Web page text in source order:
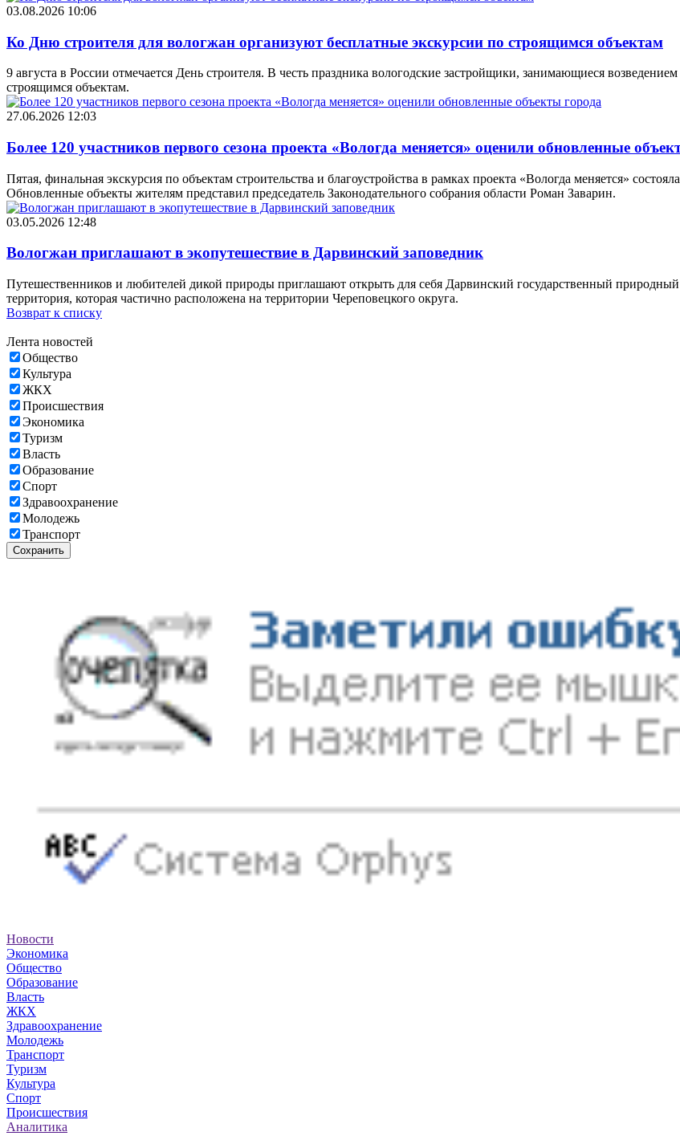
03.08.2026 10:06
Ко Дню строителя для вологжан организуют бесплатные экскурсии по строящимся объектам
9 августа в России отмечается День строителя. В честь праздника вологодские застройщики, занимающиеся
строящимся объектам.
27.06.2026 12:03
Более 120 участников первого сезона проекта «Вологда меняется» оценили обновленные
Пятая, финальная экскурсия по объектам строительства и благоустройства в рамках проекта «Вологда меняется»
Обновленные объекты жителям представил председатель Законодательного собрания области Роман Заварин.
03.05.2026 12:48
Вологжан приглашают в экопутешествие в Дарвинский заповедник
Путешественников и любителей дикой природы приглашают открыть для себя Дарвинский государственный
территория, которая частично расположена на территории Череповецкого округа.
Возврат к списку
Лента новостей
Общество
Культура
ЖКХ
Происшествия
Экономика
Туризм
Власть
Образование
Спорт
Здравоохранение
Молодежь
Транспорт
Сохранить
Новости
Экономика
Общество
Образование
Власть
ЖКХ
Здравоохранение
Молодежь
Транспорт
Туризм
Культура
Спорт
Происшествия
Аналитика